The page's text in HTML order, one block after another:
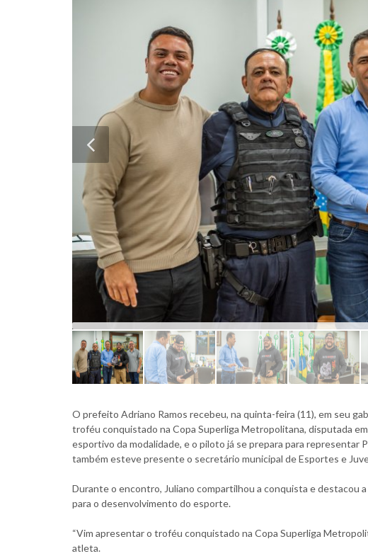
O prefeito Adriano Ramos recebeu, na quinta-feira (11), em seu
troféu conquistado na Copa Superliga Metropolitana, disputada
esportivo da modalidade, e o piloto já se prepara para representar
também esteve presente o secretário municipal de Esportes e
Durante o encontro, Juliano compartilhou a conquista e destacou
para o desenvolvimento do esporte.
“Vim apresentar o troféu conquistado na Copa Superliga
atleta.